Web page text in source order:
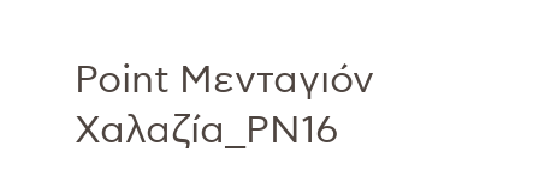
Point Μενταγιόν
Χαλαζία_PN16